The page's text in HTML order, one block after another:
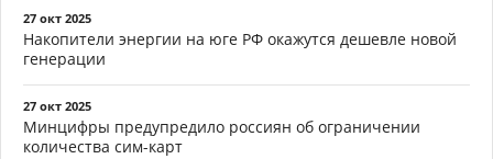
27 окт 2025
Накопители энергии на юге РФ окажутся дешевле новой
генерации
27 окт 2025
Минцифры предупредило россиян об ограничении
количества сим-карт